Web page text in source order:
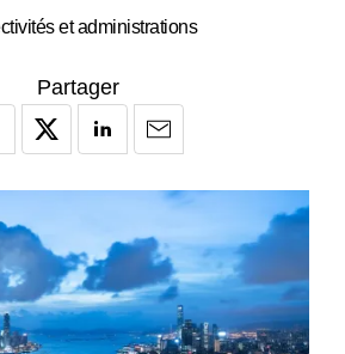
et administrations
Partager